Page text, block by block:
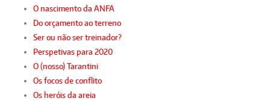
O nascimento da ANFA
Do orçamento ao terreno
Ser ou não ser treinador?
Perspetivas para 2020
O (nosso) Tarantini
Os focos de conflito
Os heróis da areia